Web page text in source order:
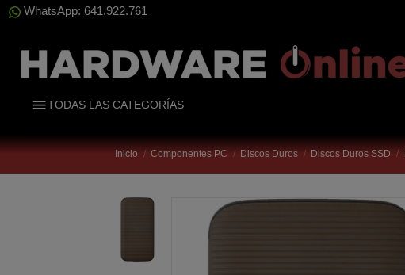
WhatsApp: 641.922.761
TODAS LAS CATEGORÍAS
Inicio Componentes PC Discos Duros Discos Duros SSD